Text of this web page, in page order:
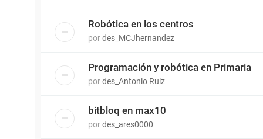
Robótica en los centros
pordes_MCJhernandez
Programación y robótica en Primaria
pordes_Antonio Ruiz
bitbloq en max10
pordes_ares0000